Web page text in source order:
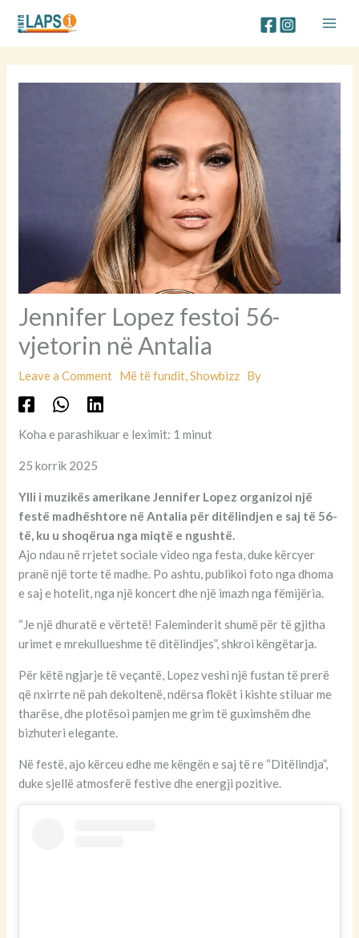
content
Jennifer Lopez festoi 56-
vjetorin në Antalia
Leave a Comment Më të fundit,Showbizz By
Koha e parashikuar e leximit: 1 minut
25 korrik 2025
Ylli i muzikës amerikane Jennifer Lopez organizoi një
festë madhështore në Antalia për ditëlindjen e saj të 56-
të, ku u shoqërua nga miqtë e ngushtë.
Ajo ndau në rrjetet sociale video nga festa, duke kërcyer
pranë një torte të madhe. Po ashtu, publikoi foto nga dhoma
e saj e hotelit, nga një koncert dhe një imazh nga fëmijëria.
“Je një dhuratë e vërtetë! Faleminderit shumë për të gjitha
urimet e mrekullueshme të ditëlindjes”, shkroi këngëtarja.
Për këtë ngjarje të veçantë, Lopez veshi një fustan të prerë
që nxirrte në pah dekoltenë, ndërsa flokët i kishte stiluar me
tharëse, dhe plotësoi pamjen me grim të guximshëm dhe
bizhuteri elegante.
Në festë, ajo kërceu edhe me këngën e saj të re “Ditëlindja”,
duke sjellë atmosferë festive dhe energji pozitive.